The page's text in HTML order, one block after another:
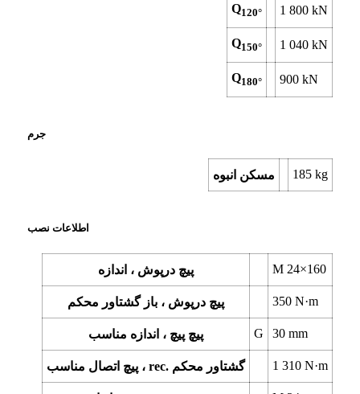
Q120° 1 800kN
Q150° 1 040kN
Q180° 900kN
جرم
مسکن انبوه 185kg
اطلاعات نصب
پیچ درپوش ، اندازه M 24×160
پیچ درپوش ، باز گشتاور محکم 350N·m
پیچ پیچ ، اندازه مناسب G 30mm
پیچ اتصال مناسب ، rec. گشتاور محکم 1 310N·m